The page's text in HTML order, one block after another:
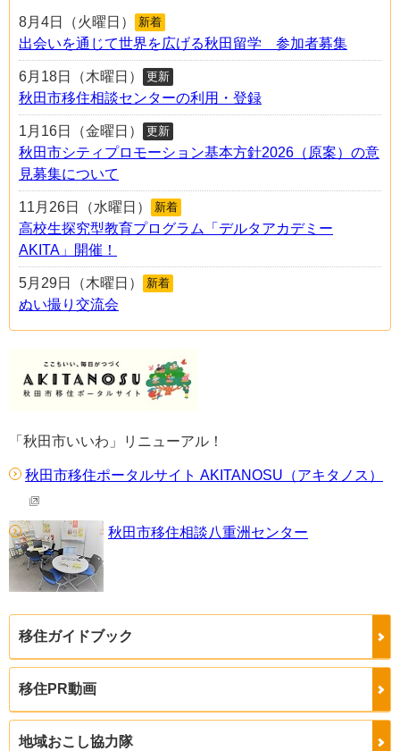
8月4日（火曜日） 新着
出会いを通じて世界を広げる秋田留学 参加者募集
6月18日（木曜日） 更新
秋田市移住相談センターの利用・登録
1月16日（金曜日） 更新
秋田市シティプロモーション基本方針2026（原案）の意
見募集について
11月26日（水曜日） 新着
高校生探究型教育プログラム「デルタアカデミー
AKITA」開催！
5月29日（木曜日） 新着
ぬい撮り交流会
「秋田市いいわ」リニューアル！
秋田市移住ポータルサイト AKITANOSU（アキタノス）
秋田市移住相談八重洲センター
移住ガイドブック
移住PR動画
地域おこし協力隊